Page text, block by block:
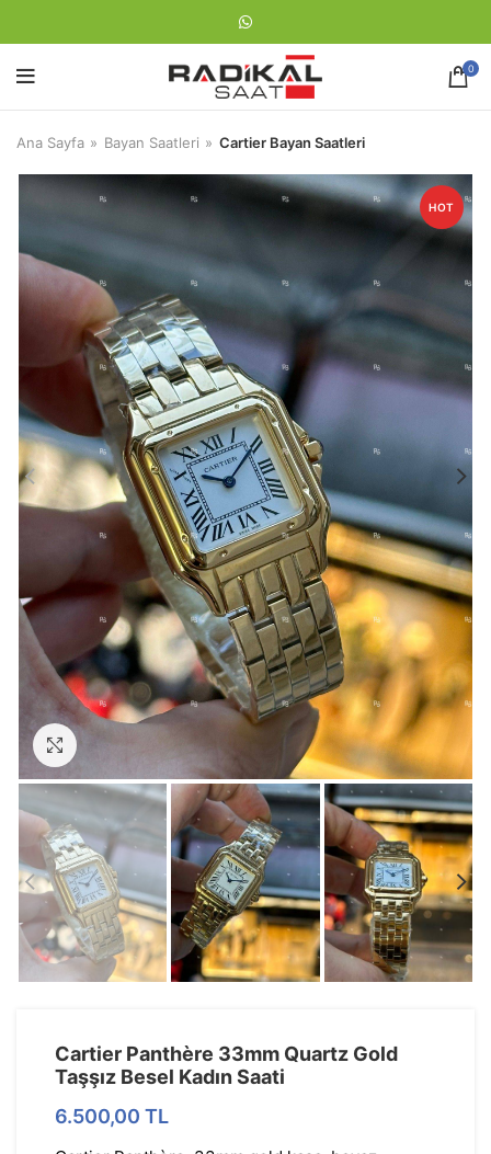
0
Ana Sayfa Bayan Saatleri Cartier Bayan Saatleri
HOT
Görseli Büyütün
Cartier Panthère 33mm Quartz Gold
Taşşız Besel Kadın Saati
6.500,00 TL